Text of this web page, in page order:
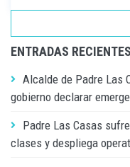
ENTRADAS RECIENTES
Alcalde de Padre Las
gobierno declarar
Padre Las Casas
clases y despliega